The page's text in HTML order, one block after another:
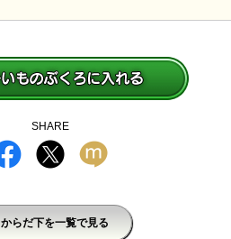
SHARE
からだ下を一覧で見る